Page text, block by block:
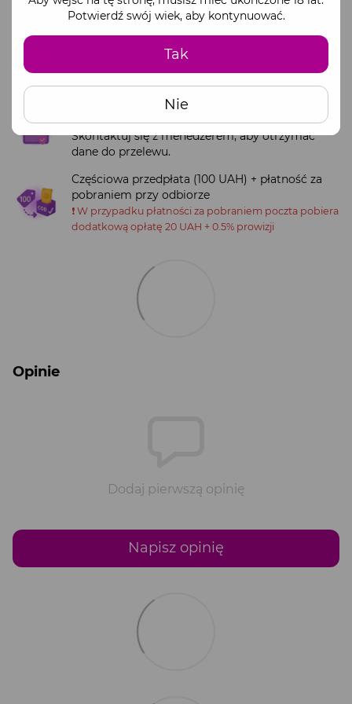
Potwierdź swój wiek, aby kontynuować.
Tak
Nie
Dostępne metody płatności:
Płatność online przez monopay
Pełna wpłata na oficjalne dane bankowe firmy
(IBAN)
Skontaktuj się z menedżerem, aby otrzymać
dane do przelewu.
Częściowa przedpłata (100 UAH) + płatność za
pobraniem przy odbiorze
❗️ W przypadku płatności za pobraniem poczta pobiera
dodatkową opłatę 20 UAH + 0.5% prowizji
Opinie
Dodaj pierwszą opinię
Napisz opinię